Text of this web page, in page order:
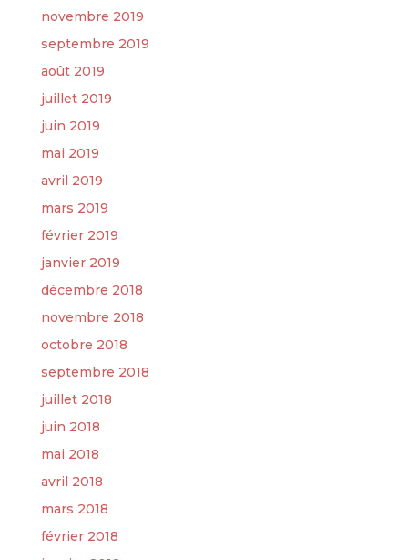
novembre 2019
septembre 2019
août 2019
juillet 2019
juin 2019
mai 2019
avril 2019
mars 2019
février 2019
janvier 2019
décembre 2018
novembre 2018
octobre 2018
septembre 2018
juillet 2018
juin 2018
mai 2018
avril 2018
mars 2018
février 2018